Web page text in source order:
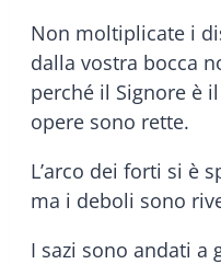
Non moltiplicate i
dalla vostra bocca
perché il Signore è
opere sono rette.
L’arco dei forti si è
ma i deboli sono
I sazi sono andati a